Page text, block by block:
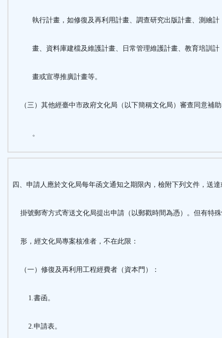
執行計畫，如修復及再利用計畫、調查研究出版計畫、測繪計
畫、資料庫建檔及維護計畫、日常管理維護計畫、教育培訓計
畫或宣導推廣計畫等。
（三）其他經臺中市政府文化局（以下簡稱文化局）審查同意補
。
四、申請人應於文化局每年函文通知之期限內，檢附下列文件，送達
掛號郵寄方式寄送文化局提出申請（以郵戳時間為憑）。但有特
形，經文化局專案核准者，不在此限：
（一）修復及再利用工程經費者（資本門）：
1.書函。
2.申請表。